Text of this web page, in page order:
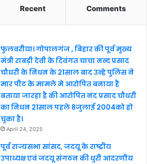
Recent Comments
फुलवरीया। गोपालगंज , बिहार की पूर्व मुख्य
मंत्री राबड़ी देवी के दिवंगत चाचा नन्द प्रसाद
चौधरी के निधन के 21साल बाद उन्हे पुलिस ने
मार पीट के मामले मे आरोपित बनाया है
बताया जारहा है की आरोपित नंद प्रसाद चौधरी
का निधन 21साल पहले 8जुलाई 2004को हो
चुका है।
April 24, 2025
पूर्व राज्यसभा सांसद, जदयू के राष्ट्रीय
उपाध्यक्ष एवं जदयू संगठन की धुरी आदरणीय